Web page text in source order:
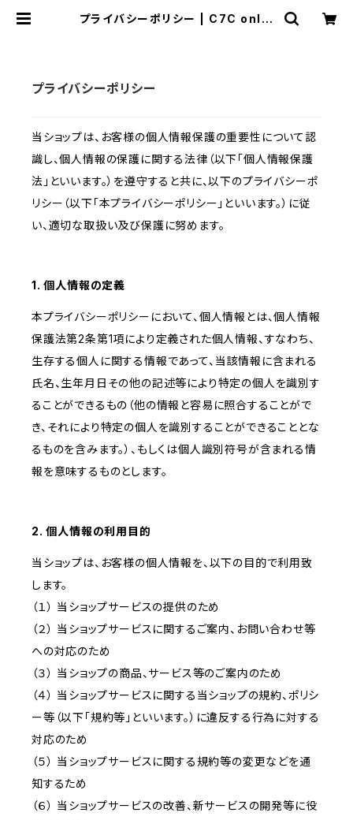
プライバシーポリシー | C7C onlin
プライバシーポリシー
当ショップは、お客様の個人情報保護の重要性について認
識し、個人情報の保護に関する法律（以下「個人情報保護
法」といいます。）を遵守すると共に、以下のプライバシーポ
リシー（以下「本プライバシーポリシー」といいます。）に従
い、適切な取扱い及び保護に努めます。
1. 個人情報の定義
本プライバシーポリシーにおいて、個人情報とは、個人情報
保護法第2条第1項により定義された個人情報、すなわち、
生存する個人に関する情報であって、当該情報に含まれる
氏名、生年月日その他の記述等により特定の個人を識別す
ることができるもの（他の情報と容易に照合することがで
き、それにより特定の個人を識別することができることとな
るものを含みます。）、もしくは個人識別符号が含まれる情
報を意味するものとします。
2. 個人情報の利用目的
当ショップは、お客様の個人情報を、以下の目的で利用致
します。
（１） 当ショップサービスの提供のため
（２） 当ショップサービスに関するご案内、お問い合わせ等
への対応のため
（３） 当ショップの商品、サービス等のご案内のため
（４） 当ショップサービスに関する当ショップの規約、ポリシ
ー等（以下「規約等」といいます。）に違反する行為に対する
対応のため
（５） 当ショップサービスに関する規約等の変更などを通
知するため
（６） 当ショップサービスの改善、新サービスの開発等に役